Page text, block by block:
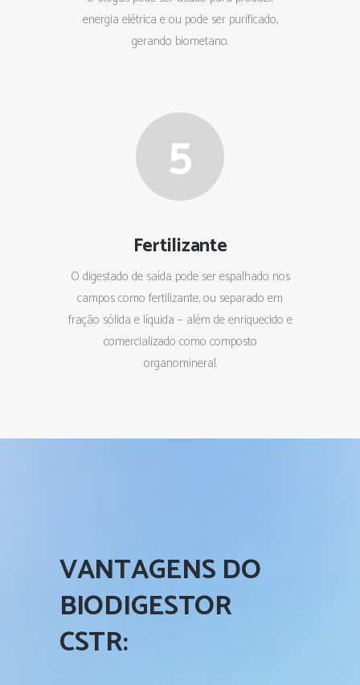
energia elétrica e ou pode ser purificado,
gerando biometano.
5
Fertilizante
O digestado de saída pode ser espalhado nos
campos como fertilizante, ou separado em
fração sólida e líquida – além de enriquecido e
comercializado como composto
organomineral.
VANTAGENS DO
BIODIGESTOR
CSTR: